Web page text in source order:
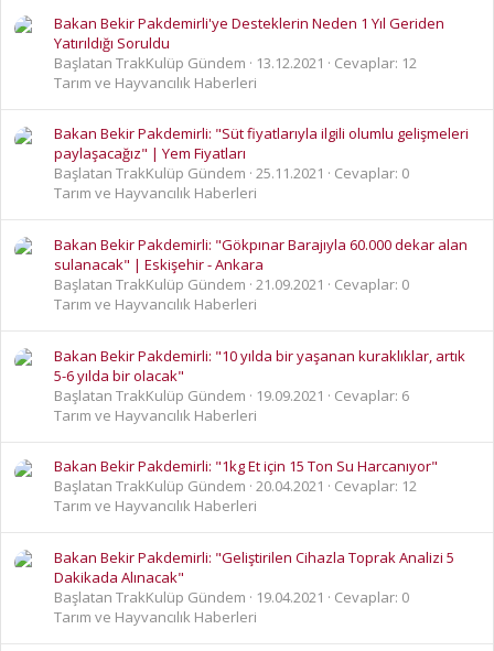
Bakan Bekir Pakdemirli'ye Desteklerin Neden 1 Yıl Geriden
Yatırıldığı Soruldu
Başlatan TrakKulüp Gündem
13.12.2021
Cevaplar: 12
Tarım ve Hayvancılık Haberleri
Bakan Bekir Pakdemirli: "Süt fiyatlarıyla ilgili olumlu gelişmeleri
paylaşacağız" | Yem Fiyatları
Başlatan TrakKulüp Gündem 25.11.2021
Cevaplar: 0
Tarım ve Hayvancılık Haberleri
Bakan Bekir Pakdemirli: "Gökpınar Barajıyla 60.000 dekar alan
sulanacak" | Eskişehir - Ankara
Başlatan TrakKulüp Gündem 21.09.2021
Cevaplar: 0
Tarım ve Hayvancılık Haberleri
Bakan Bekir Pakdemirli: "10 yılda bir yaşanan kuraklıklar, artık
5-6 yılda bir olacak"
Başlatan TrakKulüp Gündem
19.09.2021
Cevaplar: 6
Tarım ve Hayvancılık Haberleri
Bakan Bekir Pakdemirli: "1kg Et için 15 Ton Su Harcanıyor"
Başlatan TrakKulüp Gündem 20.04.2021
Cevaplar: 12
Tarım ve Hayvancılık Haberleri
Bakan Bekir Pakdemirli: "Geliştirilen Cihazla Toprak Analizi 5
Dakikada Alınacak"
Başlatan TrakKulüp Gündem
19.04.2021
Cevaplar: 0
Tarım ve Hayvancılık Haberleri